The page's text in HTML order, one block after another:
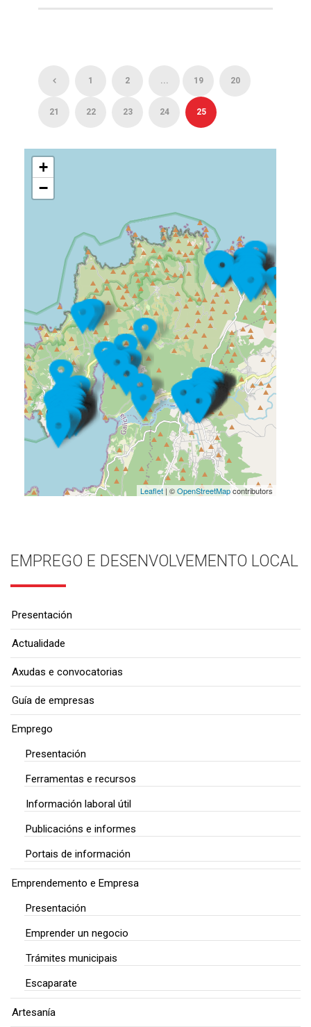
1 2 ... 19 20
21 22 23 24 25
+
−
Leaflet| ©OpenStreetMapcontributors
EMPREGO E DESENVOLVEMENTO LOCAL
Presentación
Actualidade
Axudas e convocatorias
Guía de empresas
Emprego
Presentación
Ferramentas e recursos
Información laboral útil
Publicacións e informes
Portais de información
Emprendemento e Empresa
Presentación
Emprender un negocio
Trámites municipais
Escaparate
Artesanía